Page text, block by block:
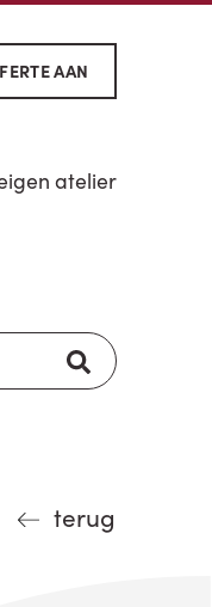
AAN
atelier
terug